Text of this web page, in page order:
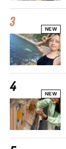
NEW
NEW